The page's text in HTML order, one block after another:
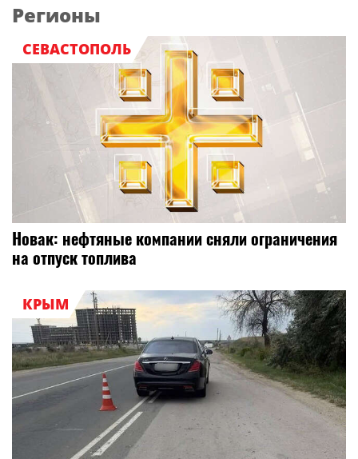
Регионы
СЕВАСТОПОЛЬ
Новак: нефтяные компании сняли ограничения
на отпуск топлива
КРЫМ